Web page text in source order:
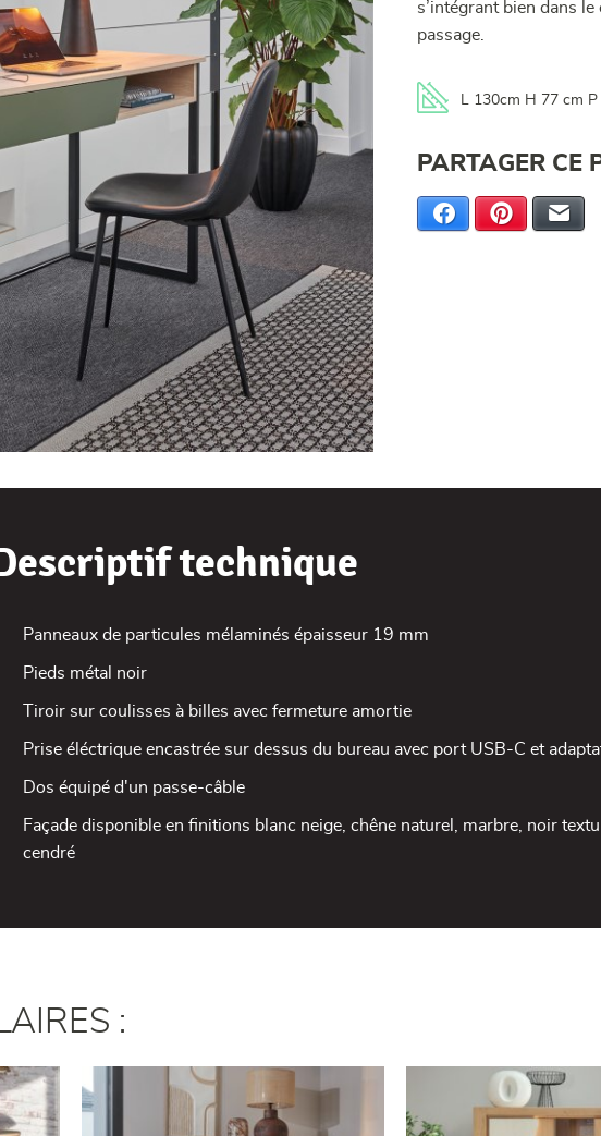
s’intégrant bien dans
passage.
L 130cm H 77 cm P
PARTAGER CE
Facebook Pinterest
technique
Panneaux de particules mélaminés épaisseur 19 mm
Pieds métal noir
Tiroir sur coulisses à billes avec fermeture amortie
Prise éléctrique encastrée sur dessus du bureau avec port USB-C et
Dos équipé d'un passe-câble
Façade disponible en finitions blanc neige, chêne naturel, marbre, noir
cendré
: